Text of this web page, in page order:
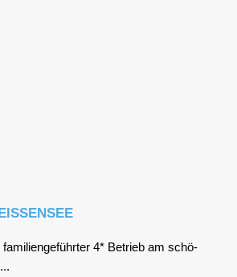
fami­li­en­ge­führ­ter 4* Betrieb am schö­